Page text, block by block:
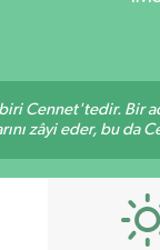
Cennet'tedir. Bir
zâyi eder, bu